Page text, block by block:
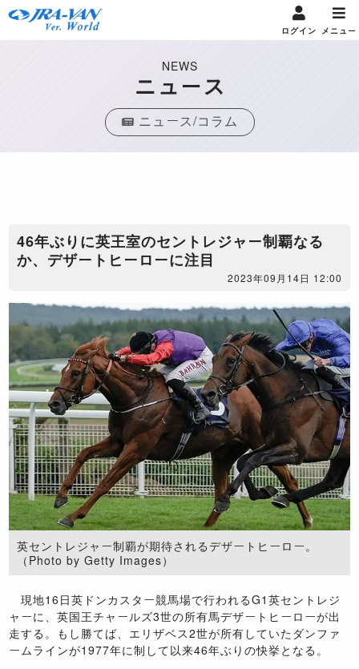
ログイン メニュー
NEWS
ニュース
ニュース/コラム
46年ぶりに英王室のセントレジャー制覇なる
か、デザートヒーローに注目
2023年09月14日 12:00
英セントレジャー制覇が期待されるデザートヒーロー。
（Photo by Getty Images）
現地16 日英ドンカスター競馬場で行われるG1英セントレジ
ャーに、英国王チャールズ3世の所有馬デザートヒーローが出
走する。もし勝てば、エリザベス2世が所有していたダンファ
ームラインが1977年に制して以来46年ぶりの快挙となる。